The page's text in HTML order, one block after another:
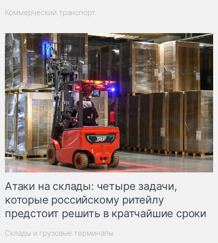
Коммерческий транспорт
Атаки на склады: четыре задачи,
которые российскому ритейлу
предстоит решить в кратчайшие сроки
Склады и грузовые терминалы